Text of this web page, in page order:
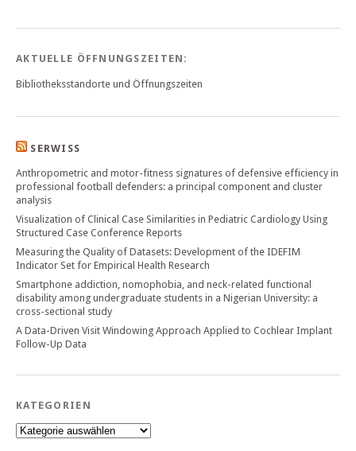
AKTUELLE ÖFFNUNGSZEITEN:
Bibliotheksstandorte und Öffnungszeiten
SERWISS
Anthropometric and motor-fitness signatures of defensive efficiency in
professional football defenders: a principal component and cluster
analysis
Visualization of Clinical Case Similarities in Pediatric Cardiology Using
Structured Case Conference Reports
Measuring the Quality of Datasets: Development of the IDEFIM
Indicator Set for Empirical Health Research
Smartphone addiction, nomophobia, and neck-related functional
disability among undergraduate students in a Nigerian University: a
cross-sectional study
A Data-Driven Visit Windowing Approach Applied to Cochlear Implant
Follow-Up Data
KATEGORIEN
Kategorien